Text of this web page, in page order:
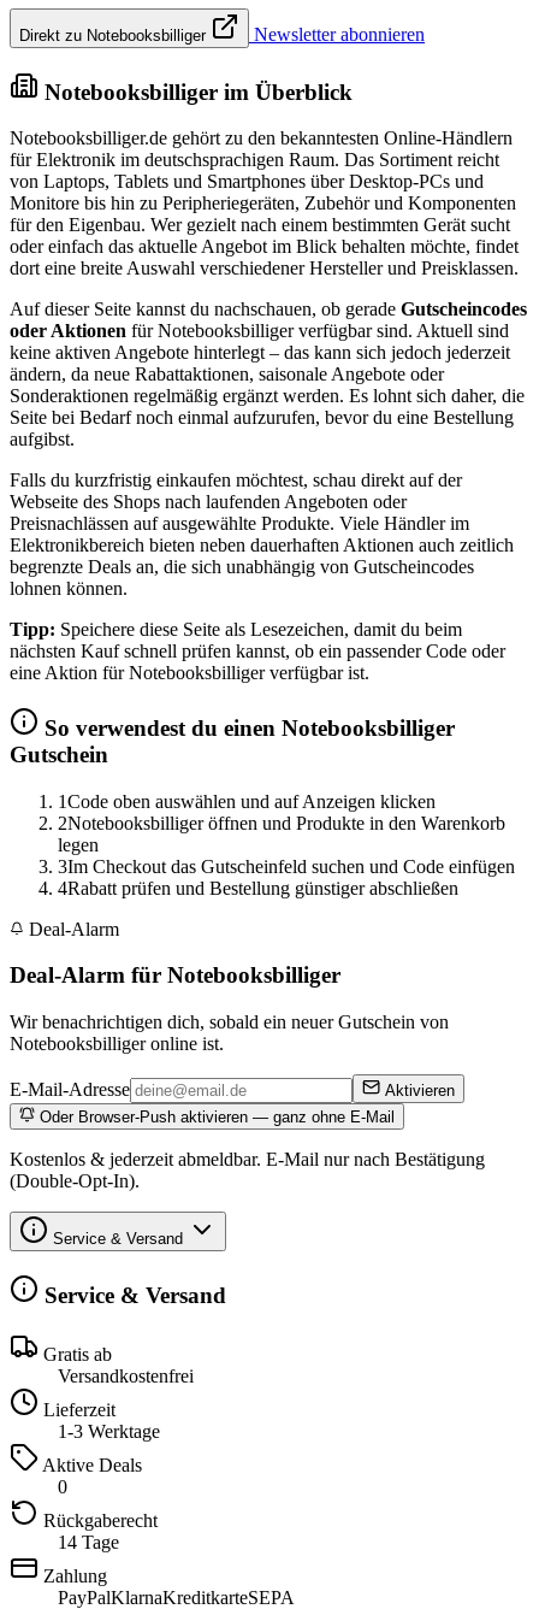
Direkt zu Notebooksbilliger Newsletter abonnieren
Notebooksbilliger im Überblick
Notebooksbilliger.de gehört zu den bekanntesten Online-Händlern
für Elektronik im deutschsprachigen Raum. Das Sortiment reicht
von Laptops, Tablets und Smartphones über Desktop-PCs und
Monitore bis hin zu Peripheriegeräten, Zubehör und Komponenten
für den Eigenbau. Wer gezielt nach einem bestimmten Gerät sucht
oder einfach das aktuelle Angebot im Blick behalten möchte, findet
dort eine breite Auswahl verschiedener Hersteller und Preisklassen.
Auf dieser Seite kannst du nachschauen, ob gerade Gutscheincodes
oder Aktionen für Notebooksbilliger verfügbar sind. Aktuell sind
keine aktiven Angebote hinterlegt – das kann sich jedoch jederzeit
ändern, da neue Rabattaktionen, saisonale Angebote oder
Sonderaktionen regelmäßig ergänzt werden. Es lohnt sich daher, die
Seite bei Bedarf noch einmal aufzurufen, bevor du eine Bestellung
aufgibst.
Falls du kurzfristig einkaufen möchtest, schau direkt auf der
Webseite des Shops nach laufenden Angeboten oder
Preisnachlässen auf ausgewählte Produkte. Viele Händler im
Elektronikbereich bieten neben dauerhaften Aktionen auch zeitlich
begrenzte Deals an, die sich unabhängig von Gutscheincodes
lohnen können.
Tipp: Speichere diese Seite als Lesezeichen, damit du beim
nächsten Kauf schnell prüfen kannst, ob ein passender Code oder
eine Aktion für Notebooksbilliger verfügbar ist.
So verwendest du einen Notebooksbilliger
Gutschein
1Code oben auswählen und auf Anzeigen klicken
2Notebooksbilliger öffnen und Produkte in den Warenkorb
legen
3Im Checkout das Gutscheinfeld suchen und Code einfügen
4Rabatt prüfen und Bestellung günstiger abschließen
Deal-Alarm
Deal-Alarm für Notebooksbilliger
Wir benachrichtigen dich, sobald ein neuer Gutschein von
Notebooksbilliger online ist.
E-Mail-Adresse
Aktivieren
Oder Browser-Push aktivieren — ganz ohne E-Mail
Kostenlos & jederzeit abmeldbar. E-Mail nur nach Bestätigung
(Double-Opt-In).
Service & Versand
Service & Versand
Gratis ab
Versandkostenfrei
Lieferzeit
1-3 Werktage
Aktive Deals
0
Rückgaberecht
14 Tage
Zahlung
PayPalKlarnaKreditkarteSEPA